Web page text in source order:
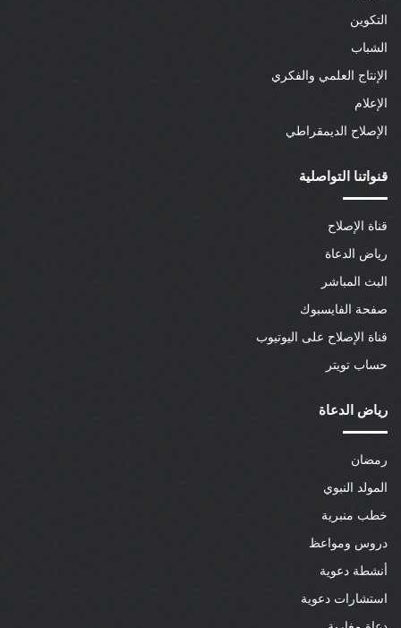
التكوين
الشباب
الإنتاج العلمي والفكري
الإعلام
الإصلاح الديمقراطي
قنواتنا التواصلية
قناة الإصلاح
رياض الدعاة
البث المباشر
صفحة الفايسبوك
قناة الإصلاح على اليوتيوب
حساب تويتر
رياض الدعاة
رمضان
المولد النبوي
خطب منبرية
دروس ومواعظ
أنشطة دعوية
استشارات دعوية